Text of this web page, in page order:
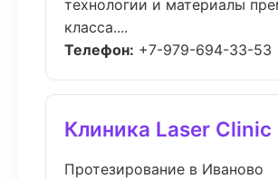
технологии и материалы
класса....
Телефон: +7-979-694-33-53
Клиника Laser Clinic
Протезирование в Иваново